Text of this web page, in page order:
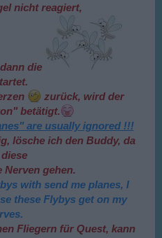
nicht reagiert,
die
zurück, wird der
betätigt.
are usually ignored !!!
lösche ich den Buddy, da
Nerven gehen.
with send me planes, I
these Flybys get on my
Fliegern für Quest, kann